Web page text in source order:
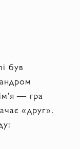
був
— гра
«друг».